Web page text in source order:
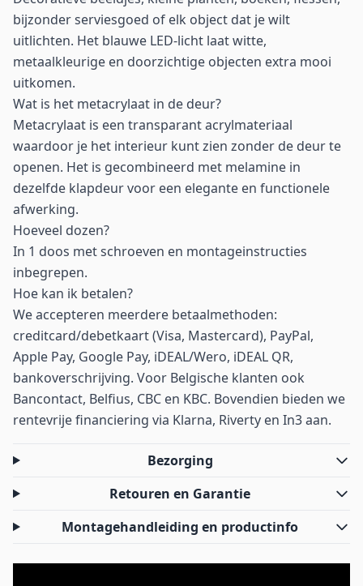
bijzonder serviesgoed of elk object dat je wilt
uitlichten. Het blauwe LED-licht laat witte,
metaalkleurige en doorzichtige objecten extra mooi
uitkomen.
Wat is het metacrylaat in de deur?
Metacrylaat is een transparant acrylmateriaal
waardoor je het interieur kunt zien zonder de deur te
openen. Het is gecombineerd met melamine in
dezelfde klapdeur voor een elegante en functionele
afwerking.
Hoeveel dozen?
In 1 doos met schroeven en montageinstructies
inbegrepen.
Hoe kan ik betalen?
We accepteren meerdere betaalmethoden:
creditcard/debetkaart (Visa, Mastercard), PayPal,
Apple Pay, Google Pay, iDEAL/Wero, iDEAL QR,
bankoverschrijving. Voor Belgische klanten ook
Bancontact, Belfius, CBC en KBC. Bovendien bieden we
rentevrije financiering via Klarna, Riverty en In3 aan.
Bezorging
Retouren en Garantie
Montagehandleiding en productinfo